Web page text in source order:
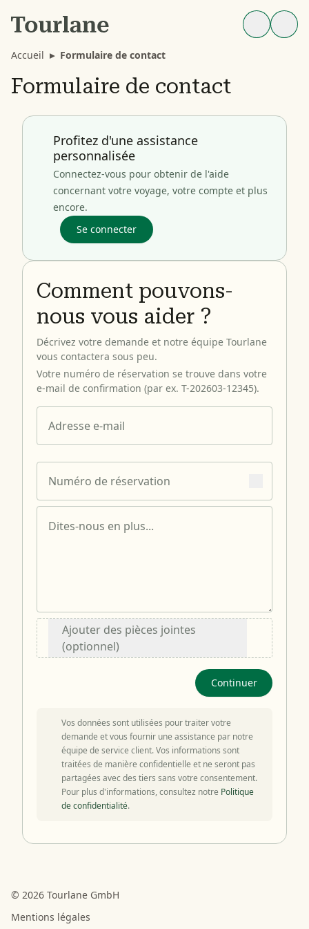
Accueil ▸ Formulaire de contact
Formulaire de contact
Profitez d'une assistance
personnalisée
Connectez-vous pour obtenir de l'aide
concernant votre voyage, votre compte et plus
encore.
Se connecter
Comment pouvons-
nous vous aider ?
Décrivez votre demande et notre équipe Tourlane
vous contactera sous peu.
Votre numéro de réservation se trouve dans votre
e-mail de confirmation (par ex. T-202603-12345).
Ajouter des pièces jointes
(optionnel)
Continuer
Vos données sont utilisées pour traiter votre
demande et vous fournir une assistance par notre
équipe de service client. Vos informations sont
traitées de manière confidentielle et ne seront pas
partagées avec des tiers sans votre consentement.
Pour plus d'informations, consultez notre Politique
de confidentialité.
© 2026 Tourlane GmbH
Mentions légales